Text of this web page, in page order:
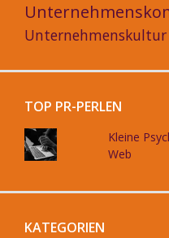
Unternehmenskultur
TOP PR-PERLEN
Kleine
Web
KATEGORIEN